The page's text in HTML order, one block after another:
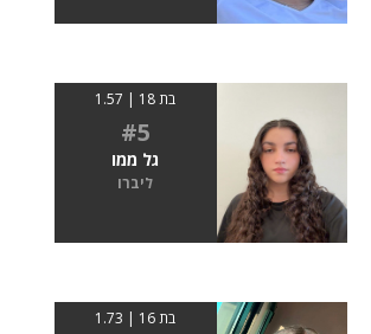
בת 18 | 1.57
#5
גל ממו
ליברו
בת 16 | 1.73